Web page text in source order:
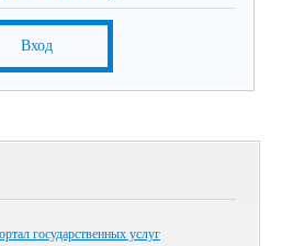
Вход
государственных услуг